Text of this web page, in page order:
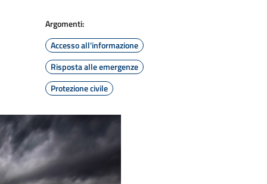
Argomenti:
Accesso all'informazione
Risposta alle emergenze
Protezione civile